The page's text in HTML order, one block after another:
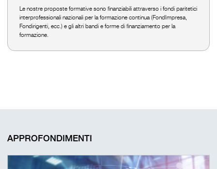
Le nostre proposte formative sono finanziabili attraverso i fondi paritetici
interprofessionali nazionali per la formazione continua (FondImpresa,
Fondirigenti, ecc.) e gli altri bandi e forme di finanziamento per la
formazione.
APPROFONDIMENTI